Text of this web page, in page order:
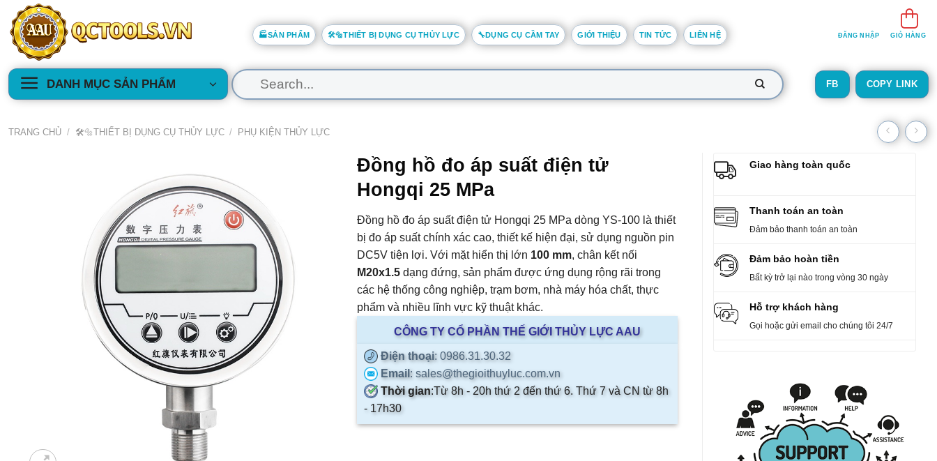
Skip
content
🏭SẢN PHẨM 🛠️🔩THIẾT BỊ DỤNG CỤ THỦY LỰC 🔧DỤNG CỤ CẦM TAY GIỚI THIỆU TIN TỨC LIÊN HỆ ĐĂNG NHẬP GIỎ HÀNG
DANH MỤC SẢN PHẨM
kiếm:
FB COPY LINK
TRANG CHỦ / 🛠️🔩THIẾT BỊ DỤNG CỤ THỦY LỰC / PHỤ KIỆN THỦY LỰC
Giao hàng toàn quốc
Thanh toán an toàn
Đảm bảo thanh toán an toàn
Đảm bảo hoàn tiền
Bất kỳ trở lại nào trong vòng 30 ngày
Hỗ trợ khách hàng
Gọi hoặc gửi email cho chúng tôi 24/7
Đồng hồ đo áp suất điện tử
Hongqi 25 MPa
Đồng hồ đo áp suất điện tử Hongqi 25 MPa dòng YS-100 là thiết
bị đo áp suất chính xác cao, thiết kế hiện đại, sử dụng nguồn pin
DC5V tiện lợi. Với mặt hiển thị lớn 100 mm, chân kết nối
M20x1.5dạng đứng, sản phẩm được ứng dụng rộng rãi trong
các hệ thống công nghiệp, trạm bơm, nhà máy hóa chất, thực
phẩm và nhiều lĩnh vực kỹ thuật khác.
CÔNG TY CỔ PHẦN THẾ GIỚI THỦY LỰC AAU
Điện thoại: 0986.31.30.32
Email: sales@thegioithuyluc.com.vn
Thời gian:Từ 8h - 20h thứ 2 đến thứ 6. Thứ 7 và CN từ 8h
- 17h30